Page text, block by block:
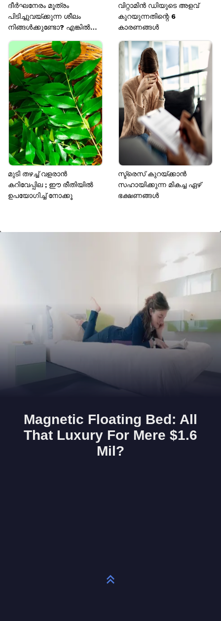
ദീർഘനേരം മൂത്രം
പിടിച്ചുവയ്ക്കുന്ന ശീലം
നിങ്ങൾക്കുണ്ടോ? എങ്കിൽ
കാത്തിരിക്കുന്നത് ഈ ആരോ​
ഗ്യപ്രശ്നങ്ങൾ
വിറ്റാമിൻ ഡിയുടെ അളവ്
കുറയുന്നതിന്റെ 6
കാരണങ്ങൾ
മുടി തഴച്ച് വളരാൻ
കറിവേപ്പില ; ഈ രീതിയിൽ
ഉപയോ​ഗിച്ച് നോക്കൂ
സ്ട്രെസ് കുറയ്ക്കാൻ
സഹായിക്കുന്ന മികച്ച ഏഴ്
ഭക്ഷണങ്ങൾ